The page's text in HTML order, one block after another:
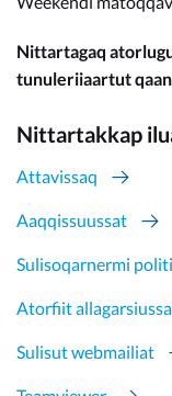
Nittartagaq
tunuleriiaartut
Nittartakkap
Attavissaq
Aaqqissuussat
Sulisoqarnermi
Atorfiit
Sulisut webmailiat